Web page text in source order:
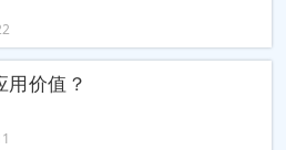
用价值？